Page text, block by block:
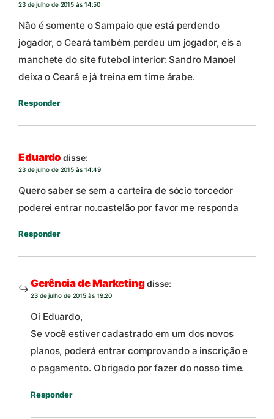
23 de julho de 2015 às 14:50
Não é somente o Sampaio que está perdendo
jogador, o Ceará também perdeu um jogador, eis a
manchete do site futebol interior: Sandro Manoel
deixa o Ceará e já treina em time árabe.
Responder
Eduardo disse:
23 de julho de 2015 às 14:49
Quero saber se sem a carteira de sócio torcedor
poderei entrar no.castelão por favor me responda
Responder
Gerência de Marketingdisse:
23 de julho de 2015 às 19:20
Oi Eduardo,
Se você estiver cadastrado em um dos novos
planos, poderá entrar comprovando a inscrição e
o pagamento. Obrigado por fazer do nosso time.
Responder